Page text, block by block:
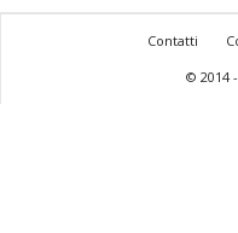
Contatti
© 2014